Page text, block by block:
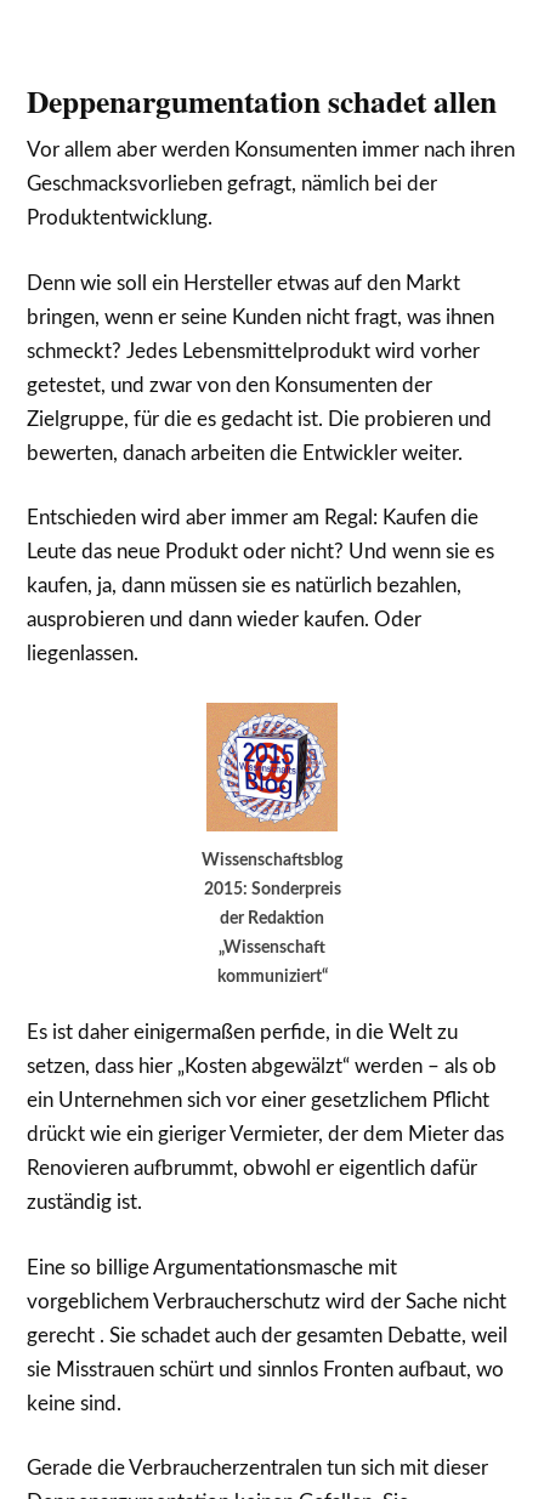
Deppenargumentation schadet allen
Vor allem aber werden Konsumenten immer nach ihren
Geschmacksvorlieben gefragt, nämlich bei der
Produktentwicklung.
Denn wie soll ein Hersteller etwas auf den Markt
bringen, wenn er seine Kunden nicht fragt, was ihnen
schmeckt? Jedes Lebensmittelprodukt wird vorher
getestet, und zwar von den Konsumenten der
Zielgruppe, für die es gedacht ist. Die probieren und
bewerten, danach arbeiten die Entwickler weiter.
Entschieden wird aber immer am Regal: Kaufen die
Leute das neue Produkt oder nicht? Und wenn sie es
kaufen, ja, dann müssen sie es natürlich bezahlen,
ausprobieren und dann wieder kaufen. Oder
liegenlassen.
Wissenschaftsblog
2015: Sonderpreis
der Redaktion
„Wissenschaft
kommuniziert“
Es ist daher einigermaßen perfide, in die Welt zu
setzen, dass hier „Kosten abgewälzt“ werden – als ob
ein Unternehmen sich vor einer gesetzlichem Pflicht
drückt wie ein gieriger Vermieter, der dem Mieter das
Renovieren aufbrummt, obwohl er eigentlich dafür
zuständig ist.
Eine so billige Argumentationsmasche mit
vorgeblichem Verbraucherschutz wird der Sache nicht
gerecht . Sie schadet auch der gesamten Debatte, weil
sie Misstrauen schürt und sinnlos Fronten aufbaut, wo
keine sind.
Gerade die Verbraucherzentralen tun sich mit dieser